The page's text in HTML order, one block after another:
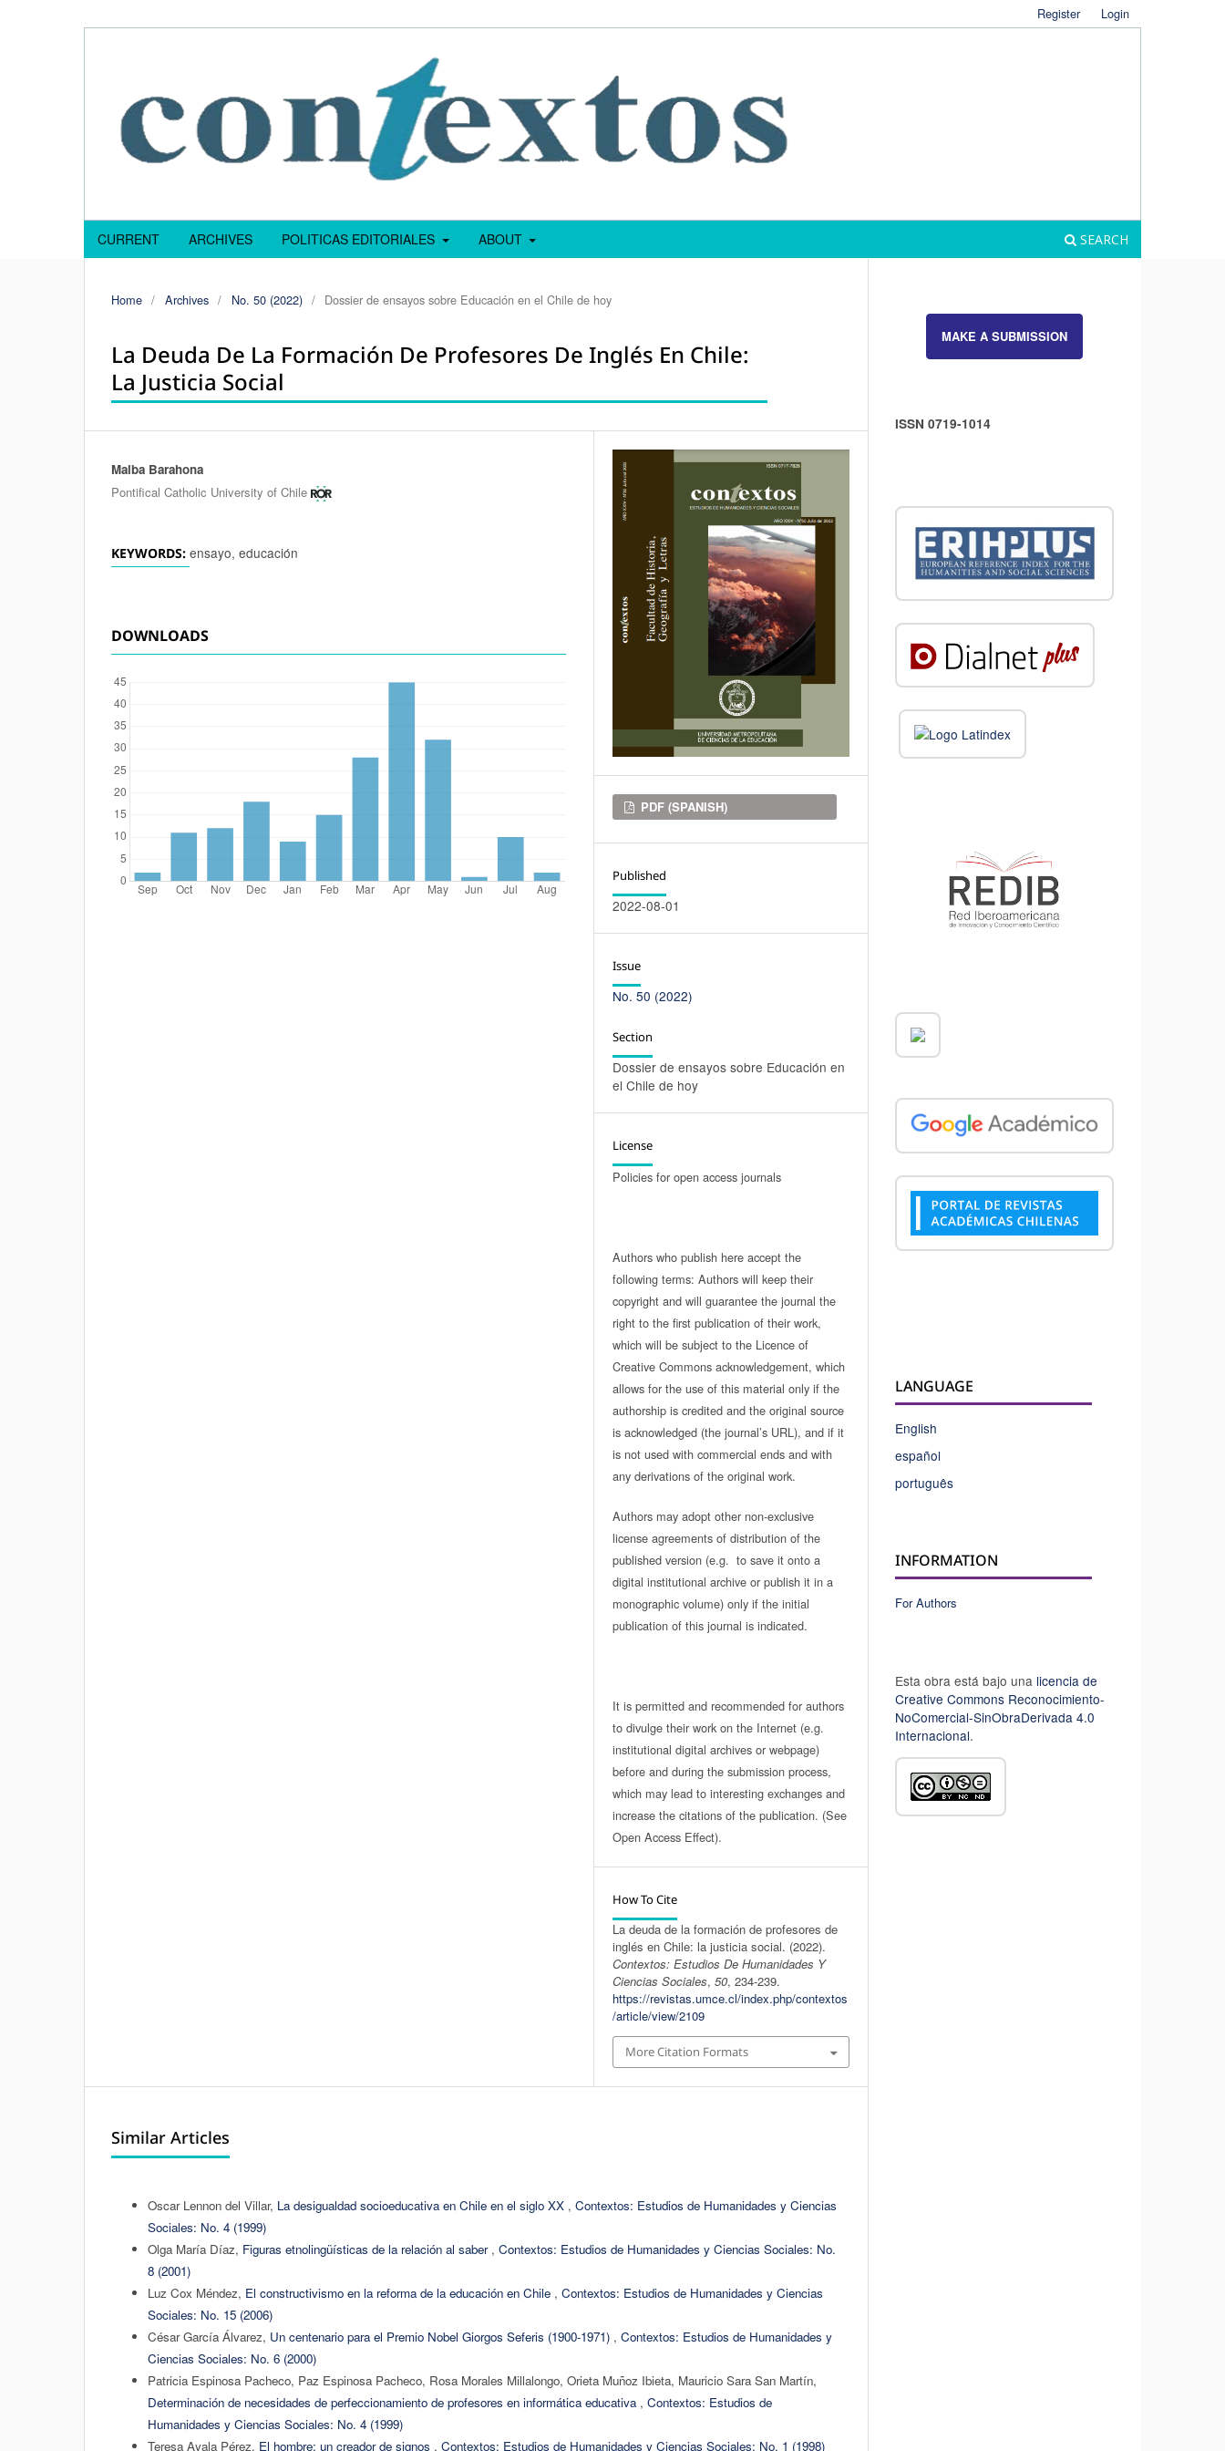
CURRENT ARCHIVES POLITICAS EDITORIALES ABOUT SEARCH
Register Login
Home / Archives / No. 50 (2022) / Dossier de ensayos sobre Educación en el Chile de hoy
La Deuda De La Formación De Profesores De Inglés En Chile:
La Justicia Social
Authors
Malba Barahona
Pontifical Catholic University of Chile
KEYWORDS: ensayo, educación
DOWNLOADS
Downloads
PDF (SPANISH)
Published
2022-08-01
Issue
No. 50 (2022)
Section
Dossier de ensayos sobre Educación en
el Chile de hoy
License
Policies for open access journals
Authors who publish here accept the
following terms: Authors will keep their
copyright and will guarantee the journal the
right to the first publication of their work,
which will be subject to the Licence of
Creative Commons acknowledgement, which
allows for the use of this material only if the
authorship is credited and the original source
is acknowledged (the journal’s URL), and if it
is not used with commercial ends and with
any derivations of the original work.
Authors may adopt other non-exclusive
license agreements of distribution of the
published version (e.g. to save it onto a
digital institutional archive or publish it in a
monographic volume) only if the initial
publication of this journal is indicated.
It is permitted and recommended for authors
to divulge their work on the Internet (e.g.
institutional digital archives or webpage)
before and during the submission process,
which may lead to interesting exchanges and
increase the citations of the publication. (See
Open Access Effect).
How To Cite
La deuda de la formación de profesores de
inglés en Chile: la justicia social. (2022).
Contextos: Estudios De Humanidades Y
Ciencias Sociales,50, 234-239.
https://revistas.umce.cl/index.php/contextos
/article/view/2109
More Citation Formats
Similar Articles
Oscar Lennon del Villar, La desigualdad socioeducativa en Chile en el siglo XX , Contextos: Estudios de Humanidades y Ciencias
Sociales: No. 4 (1999)
Olga María Díaz, Figuras etnolingüísticas de la relación al saber , Contextos: Estudios de Humanidades y Ciencias Sociales: No.
8 (2001)
Luz Cox Méndez, El constructivismo en la reforma de la educación en Chile , Contextos: Estudios de Humanidades y Ciencias
Sociales: No. 15 (2006)
César García Álvarez, Un centenario para el Premio Nobel Giorgos Seferis (1900-1971) , Contextos: Estudios de Humanidades y
Ciencias Sociales: No. 6 (2000)
Patricia Espinosa Pacheco, Paz Espinosa Pacheco, Rosa Morales Millalongo, Orieta Muñoz Ibieta, Mauricio Sara San Martín,
Determinación de necesidades de perfeccionamiento de profesores en informática educativa , Contextos: Estudios de
Humanidades y Ciencias Sociales: No. 4 (1999)
Teresa Ayala Pérez, El hombre: un creador de signos , Contextos: Estudios de Humanidades y Ciencias Sociales: No. 1 (1998)
MAKE A SUBMISSION
ISSN 0719-1014
LANGUAGE
English
español
português
INFORMATION
For Authors
Esta obra está bajo una licencia de
Creative Commons Reconocimiento-
NoComercial-SinObraDerivada 4.0
Internacional.